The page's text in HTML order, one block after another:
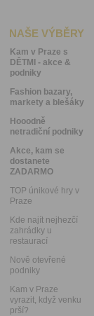
NAŠE VÝBĚRY
Kam v Praze s
DĚTMI - akce &
podniky
Fashion bazary,
markety a blešáky
Hooodně
netradiční podniky
Akce, kam se
dostanete
ZADARMO
TOP únikové hry v
Praze
Kde najít nejhezčí
zahrádky u
restaurací
Nově otevřené
podniky
Kam v Praze
vyrazit, když venku
prší?